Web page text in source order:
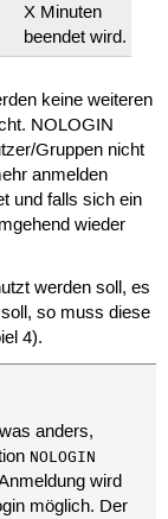
X Minuten
beendet wird.
keine weiteren
NOLOGIN
Gruppen nicht
anmelden
und falls sich ein
wieder
werden soll, es
so muss diese
4).
anders,
NOLOGIN
wird
möglich. Der